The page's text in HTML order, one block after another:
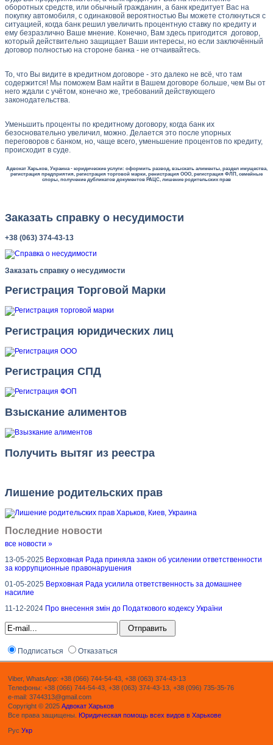
оборотных средств, или обычный гражданин, а банк кредитует Вас на
покупку автомобиля, с одинаковой вероятностью Вы можете столкнуться с
ситуацией, когда банк решил увеличить процентную ставку по кредиту и
ему безразлично Ваше мнение. Конечно, Вам здесь пригодится договор,
который действительно защищает Ваши интересы, но если заключённый
договор полностью на стороне банка - не отчаивайтесь.
То, что Вы видите в кредитном договоре - это далеко не всё, что там
содержится! Мы поможем Вам найти в Вашем договоре больше, чем Вы от
него ждали с учётом, конечно же, требований действующего
законодательства.
Уменьшить проценты по кредитному договору, когда банк их
безосновательно увеличил, можно. Делается это после упорных
переговоров с банком, но, чаще всего, уменьшение процентов по кредиту,
происходит в суде.
Адвокат Харьков, Украина - юридические услуги: оформить развод, взыскать алименты, раздел имущества,
регистрация предприятия, регистрация торговой марки, ренистрация ООО, регистрация ФЛП, семейные
споры, получение дубликатов документов РАЦС, лишение родительских прав
Заказать справку о несудимости
+38 (063) 374-43-13
Заказать справку о несудимости
Регистрация Торговой Марки
Регистрация юридических лиц
Регистрация СПД
Взыскание алиментов
Получить вытяг из реестра
Лишение родительских прав
Последние новости
все новости »
13-05-2025 Верховная Рада приняла закон об усилении ответственности
за коррупционные правонарушения
01-05-2025 Верховная Рада усилила ответственность за домашнее
насилие
11-12-2024 Про внесення змін до Податкового кодексу України
Подписаться Отказаться
Viber, WhatsApp: +38 (066) 744-54-43, +38 (063) 374-43-13
Телефоны: +38 (066) 744-54-43, +38 (063) 374-43-13, +38 (096) 735-35-76
e-mail: 3744313@gmail.com
Copyright © 2025 Адвокат Харьков
Все права защищены. Юридическая помощь всех видов в Харькове
Рус Укр